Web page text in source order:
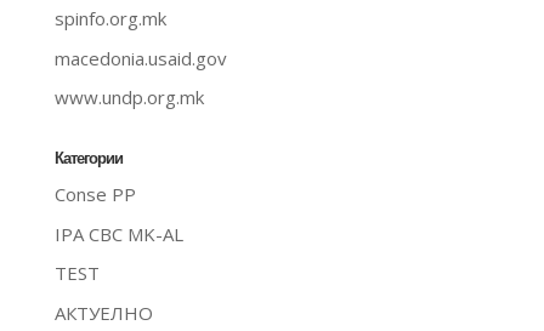
spinfo.org.mk
macedonia.usaid.gov
www.undp.org.mk
Категории
Conse PP
IPA CBC MK-AL
TEST
АКТУЕЛНО